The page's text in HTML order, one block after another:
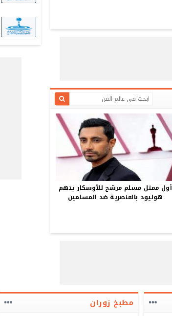
أول ممثل مسلم مرشح للأوسكار يتهم
هوليود بالعنصرية ضد المسلمين
مطبخ زوران